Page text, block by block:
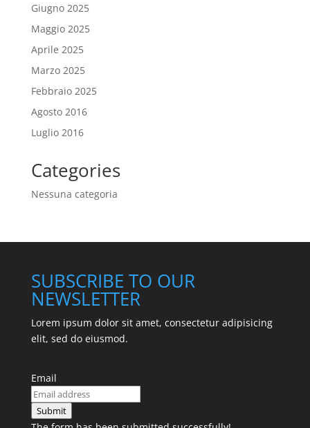
Giugno 2025
Maggio 2025
Aprile 2025
Marzo 2025
Febbraio 2025
Agosto 2016
Luglio 2016
Categories
Nessuna categoria
SUBSCRIBE TO OUR
NEWSLETTER
Lorem ipsum dolor sit amet, consectetur adipisicing
elit, sed do eiusmod.
Email
Submit